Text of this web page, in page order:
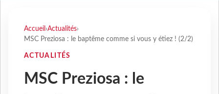
Accueil ›Actualités›
MSC Preziosa : le baptême comme si vous y étiez ! (2/2)
ACTUALITÉS
MSC Preziosa : le